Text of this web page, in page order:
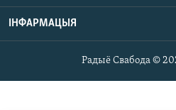
ІНФАРМАЦЫЯ
Радыё Свабода ©